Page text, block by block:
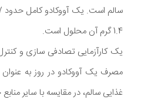
1.4 گرم آن محلول است.
یک کارآزمایی تصادفی‌ سازی و
مصرف یک آووکادو در روز به
غذایی سالم، در مقایسه با سایر